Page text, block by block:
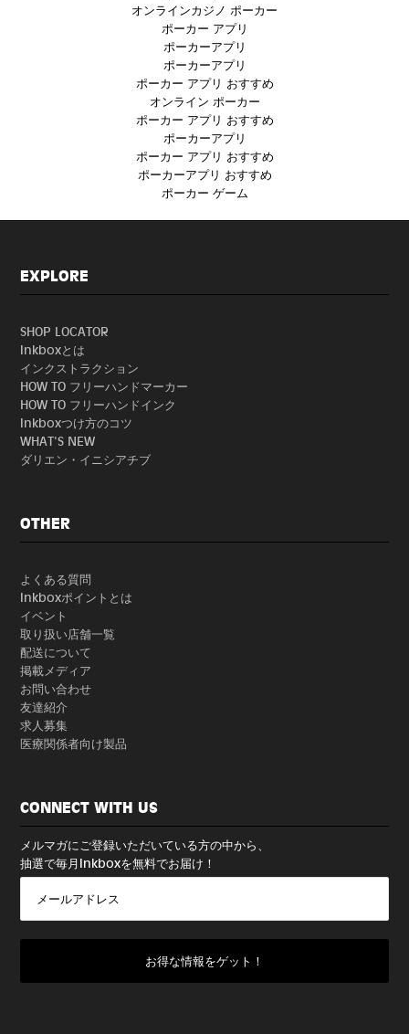
オンラインカジノ ポーカー
ポーカー アプリ
ポーカーアプリ
ポーカーアプリ
ポーカー アプリ おすすめ
オンライン ポーカー
ポーカー アプリ おすすめ
ポーカーアプリ
ポーカー アプリ おすすめ
ポーカーアプリ おすすめ
ポーカー ゲーム
EXPLORE
SHOP LOCATOR
Inkboxとは
インクストラクション
HOW TO フリーハンドマーカー
HOW TO フリーハンドインク
Inkboxつけ方のコツ
WHAT'S NEW
ダリエン・イニシアチブ
OTHER
よくある質問
Inkboxポイントとは
イベント
取り扱い店舗一覧
配送について
掲載メディア
お問い合わせ
友達紹介
求人募集
医療関係者向け製品
CONNECT WITH US
メルマガにご登録いただいている方の中から、
抽選で毎月Inkboxを無料でお届け！